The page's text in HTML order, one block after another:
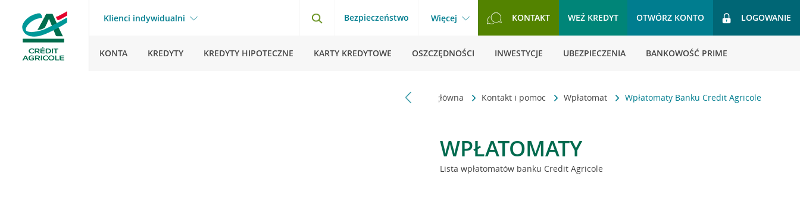
Klienci indywidualni Bezpieczeństwo Więcej KONTAKT WEŹ KREDYT OTWÓRZ KONTO LOGOWANIE
KONTA KREDYTY KREDYTY HIPOTECZNE KARTY KREDYTOWE OSZCZĘDNOŚCI INWESTYCJE UBEZPIECZENIA BANKOWOŚĆ PRIME
Strona główna Kontakt i pomoc Wpłatomat Wpłatomaty Banku Credit Agricole
WPŁATOMATY
Lista wpłatomatów banku Credit Agricole